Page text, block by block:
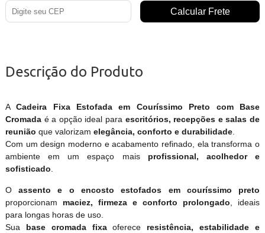
Descrição do Produto
ACadeira Fixa Estofada em Couríssimo Preto com Base
Cromadaé a opção ideal para escritórios, recepções e salas de
reunião que valorizam elegância, conforto e durabilidade.
Com um design moderno e acabamento refinado, ela transforma o
ambiente em um espaço mais profissional, acolhedor e
sofisticado.
Oassento e o encosto estofados em couríssimo preto
proporcionam maciez, firmeza e conforto prolongado, ideais
para longas horas de uso.
Sua base cromada fixaoferece resistência, estabilidade e